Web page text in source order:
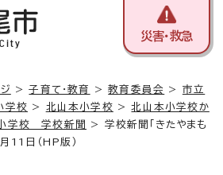
災害・救急
>子育て・教育 >教育委員会 > 市立
学校 > 北山本小学校 >北山本小学校か
学校 学校新聞
> 学校新聞「きたやまも
日（HP版）